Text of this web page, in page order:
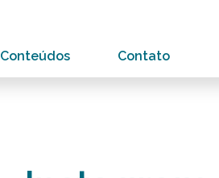
Conteúdos Contato